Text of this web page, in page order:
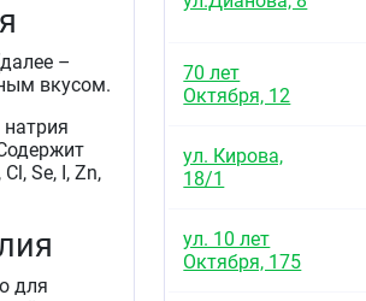
острых и
полости
–
вкусом.
Se, I, Zn,
для
70 лет
Октября, 12
ул. Кирова,
18/1
ул. 10 лет
Октября, 175